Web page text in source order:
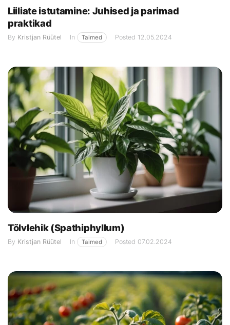
Liiliate istutamine: Juhised ja parimad
praktikad
By Kristjan Rüütel In Taimed Posted 12.05.2024
Tõlvlehik (Spathiphyllum)
By Kristjan Rüütel In Taimed Posted 07.02.2024